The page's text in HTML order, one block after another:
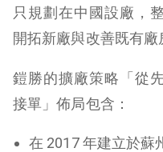
只規劃在中國設廠，
開拓新廠與改善既有廠
鎧勝的擴廠策略「從
接單」佈局包含：
在 2017 年建立於蘇